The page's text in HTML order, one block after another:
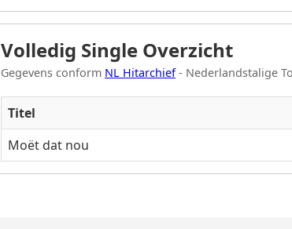
Volledig Single Overzicht
Gegevens conform NL Hitarchief- Nederlandstalige
Titel
Moët dat nou